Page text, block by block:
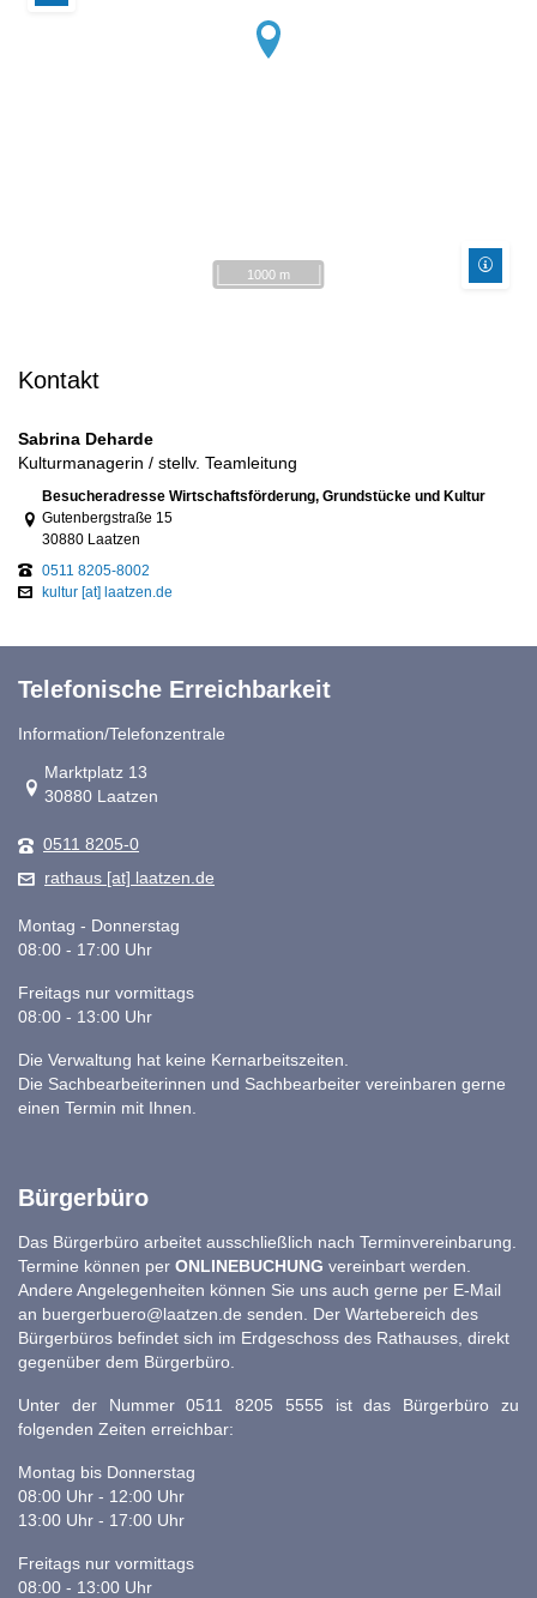
1000 m
Kontakt
Sabrina Deharde
Kulturmanagerin / stellv. Teamleitung
Link zur Google-Maps Navigation
Besucheradresse Wirtschaftsförderung, Grundstücke und Kultur
Gutenbergstraße 15
30880 Laatzen
0511 8205-8002
kultur [at] laatzen.de
Telefonische Erreichbarkeit
Information/Telefonzentrale
Link zur Google-Maps Navigation
Marktplatz 13
30880 Laatzen
0511 8205-0
rathaus [at] laatzen.de
Montag - Donnerstag
08:00 - 17:00 Uhr
Freitags nur vormittags
08:00 - 13:00 Uhr
Die Verwaltung hat keine Kernarbeitszeiten.
Die Sachbearbeiterinnen und Sachbearbeiter vereinbaren gerne
einen Termin mit Ihnen.
Bürgerbüro
Das Bürgerbüro arbeitet ausschließlich nach Terminvereinbarung.
Termine können per ONLINEBUCHUNG vereinbart werden.
Andere Angelegenheiten können Sie uns auch gerne per E-Mail
an buergerbuero@laatzen.de senden. Der Wartebereich des
Bürgerbüros befindet sich im Erdgeschoss des Rathauses, direkt
gegenüber dem Bürgerbüro.
Unter der Nummer 0511 8205 5555 ist das Bürgerbüro zu
folgenden Zeiten erreichbar:
Montag bis Donnerstag
08:00 Uhr - 12:00 Uhr
13:00 Uhr - 17:00 Uhr
Freitags nur vormittags
08:00 - 13:00 Uhr